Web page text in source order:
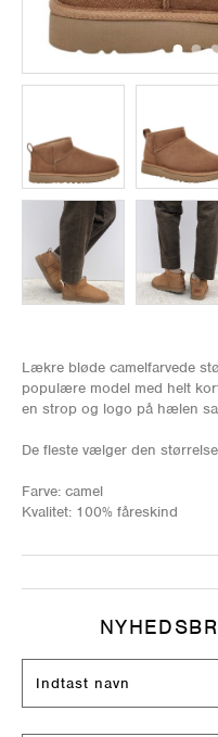
Lækre bløde camelfarvede
populære model med helt
en strop og logo på hælen
De fleste vælger den
Farve: camel
Kvalitet: 100% fåreskind